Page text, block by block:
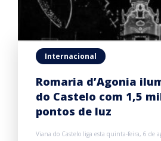
Internacional
Romaria d’Agonia
do Castelo com 1,5
pontos de luz
Viana do Castelo liga esta quinta-feira, 6 de